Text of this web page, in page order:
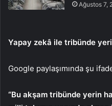
Ağustos 7,
Yapay zekâ ile tribünde
Google paylaşımında şu
“Bu akşam tribünde yerin